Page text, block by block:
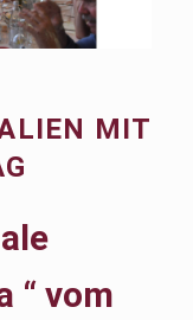
MIT
“ vom